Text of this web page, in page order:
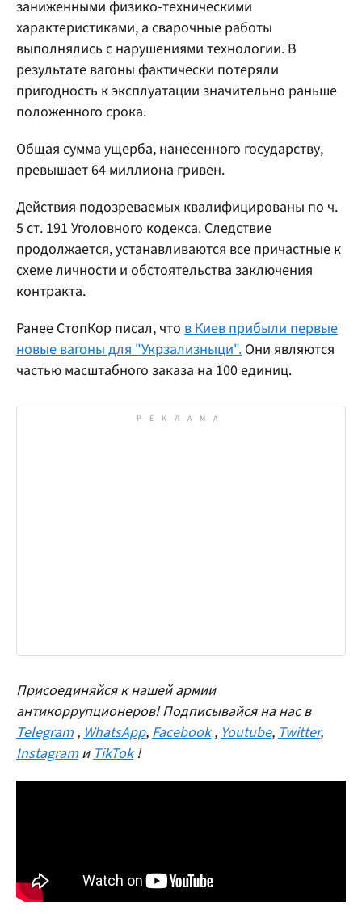
заниженными физико-техническими
характеристиками, а сварочные работы
выполнялись с нарушениями технологии. В
результате вагоны фактически потеряли
пригодность к эксплуатации значительно раньше
положенного срока.
Общая сумма ущерба, нанесенного государству,
превышает 64 миллиона гривен.
Действия подозреваемых квалифицированы по ч.
5 ст. 191 Уголовного кодекса. Следствие
продолжается, устанавливаются все причастные к
схеме личности и обстоятельства заключения
контракта.
Ранее СтопКор писал, что в Киев прибыли первые
новые вагоны для "Укрзализныци". Они являются
частью масштабного заказа на 100 единиц.
Присоединяйся к нашей армии
антикоррупционеров! Подписывайся на нас в
Telegram ,WhatsApp,Facebook ,Youtube,Twitter,
Instagram иTikTok!